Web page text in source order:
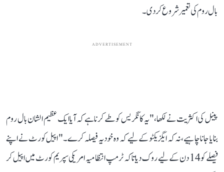
بال روم کی تعمیر شروع کر دی۔
ADVERTISEMENT
پینل کی اکثریت نے لکھا، "یہ کانگریس کو طے کرنا ہے کہ آیا ایک عظیم الشان بال روم
بنایا جانا چاہیے، نہ کہ ایگزیکٹو کے لیے کہ وہ خود یہ فیصلہ کرے۔" اپیل کورٹ نے اپنے
فیصلے کو 14 دن کے لیے روک دیا تاکہ ٹرمپ انتظامیہ امریکی سپریم کورٹ میں اپیل کر